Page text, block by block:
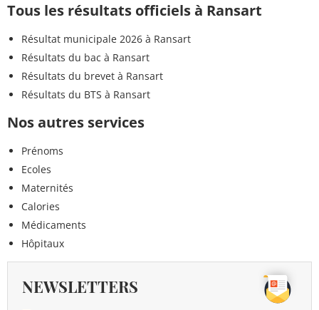
Tous les résultats officiels à Ransart
Résultat municipale 2026 à Ransart
Résultats du bac à Ransart
Résultats du brevet à Ransart
Résultats du BTS à Ransart
Nos autres services
Prénoms
Ecoles
Maternités
Calories
Médicaments
Hôpitaux
NEWSLETTERS